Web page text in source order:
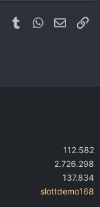
Pinterest
Tumblr WhatsApp
112.582
2.726.298
137.834
slottdemo168